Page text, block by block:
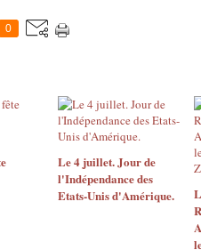
0
Le 4 juillet. Jour de
l'Indépendance des
Etats-Unis d'Amérique.